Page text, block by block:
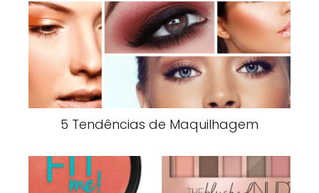
5 Tendências de Maquilhagem